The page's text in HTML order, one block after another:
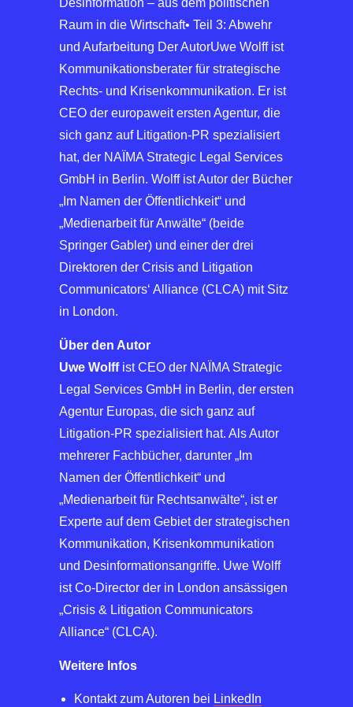
Desinformation – aus dem politischen
Raum in die Wirtschaft• Teil 3: Abwehr
und Aufarbeitung Der AutorUwe Wolff ist
Kommunikationsberater für strategische
Rechts- und Krisenkommunikation. Er ist
CEO der europaweit ersten Agentur, die
sich ganz auf Litigation-PR spezialisiert
hat, der NAÏMA Strategic Legal Services
GmbH in Berlin. Wolff ist Autor der Bücher
„Im Namen der Öffentlichkeit“ und
„Medienarbeit für Anwälte“ (beide
Springer Gabler) und einer der drei
Direktoren der Crisis and Litigation
Communicators‘ Alliance (CLCA) mit Sitz
in London.
Über den Autor
Uwe Wolffist CEO der NAÏMA Strategic
Legal Services GmbH in Berlin, der ersten
Agentur Europas, die sich ganz auf
Litigation-PR spezialisiert hat. Als Autor
mehrerer Fachbücher, darunter „Im
Namen der Öffentlichkeit“ und
„Medienarbeit für Rechtsanwälte“, ist er
Experte auf dem Gebiet der strategischen
Kommunikation, Krisenkommunikation
und Desinformationsangriffe. Uwe Wolff
ist Co-Director der in London ansässigen
„Crisis & Litigation Communicators
Alliance“ (CLCA).
Weitere Infos
Kontakt zum Autoren bei LinkedIn